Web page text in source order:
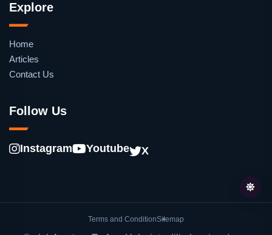
Explore
Home
Articles
Contact Us
Follow Us
Instagram Youtube X
Terms and ConditionSitemap